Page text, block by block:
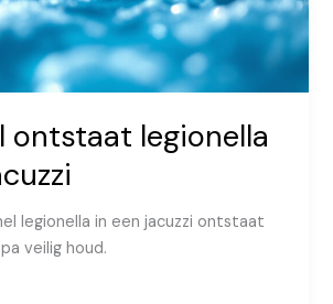
ontstaat legionella
legionella in een jacuzzi ontstaat
veilig houd.